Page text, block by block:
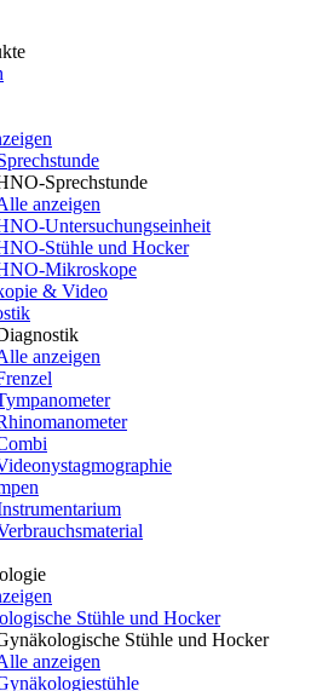
Sprechstunde
anzeigen
Untersuchungseinheit
Stühle und Hocker
Mikroskope
& Video
anzeigen
Stühle und Hocker
Stühle und Hocker
anzeigen